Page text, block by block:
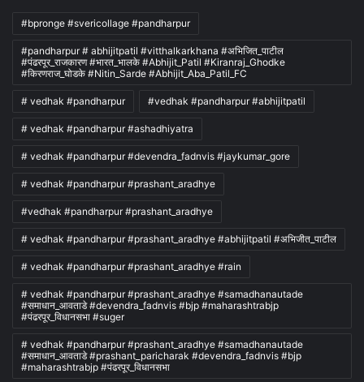
#bpronge #svericollage #pandharpur
#pandharpur # abhijitpatil #vitthalkarkhana #अभिजित_पाटील
#पंढरपूर_राजकारण #भारत_भालके #Abhijit_Patil #Kiranraj_Ghodke
#किरणराज_घोडके #Nitin_Sarde #Abhijit_Aba_Patil_FC
# vedhak #pandharpur #vedhak #pandharpur #abhijitpatil
# vedhak #pandharpur #ashadhiyatra
# vedhak #pandharpur #devendra_fadnvis #jaykumar_gore
# vedhak #pandharpur #prashant_aradhye
#vedhak #pandharpur #prashant_aradhye
# vedhak #pandharpur #prashant_aradhye #abhijitpatil #अभिजीत_पाटील
# vedhak #pandharpur #prashant_aradhye #rain
# vedhak #pandharpur #prashant_aradhye #samadhanautade
#समाधान_आवताडे #devendra_fadnvis #bjp #maharashtrabjp
#पंढरपूर_विधानसभा #suger
# vedhak #pandharpur #prashant_aradhye #samadhanautade
#समाधान_आवताडे #prashant_paricharak #devendra_fadnvis #bjp
#maharashtrabjp #पंढरपूर_विधानसभा